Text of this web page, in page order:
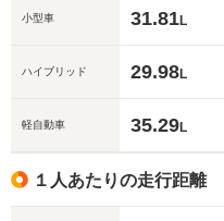
小型車 31.81L
ハイブリッド 29.98L
軽自動車 35.29L
１人あたりの走行距離